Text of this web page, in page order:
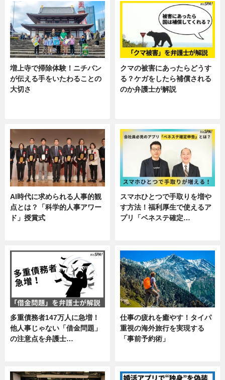
増上寺で掃除体験！ニチバン
が伝える手をいたわることの
大切さ
クマの被害にあったらどうす
る？ケガをしたら補償される
のか弁護士が解説
AI時代に求められる人事的観
点とは？「科学的人事アワー
ド」授賞式
スマホひとつで手取りを増や
す方法！福利厚生で使えるア
プリ「ベネステ確定…
多重債務者147万人に急増！
他人事じゃない「借金問題」
の注意点を弁護士…
仕事の疲れを癒やす！タイパ
重視の海外旅行を実現する
「事前予約術」